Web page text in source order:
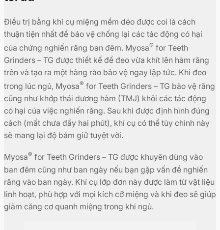
Điều trị bằng khí cụ miệng mềm dẻo được coi là cách
thuận tiện nhất để bảo vệ chống lại các tác động có hại
của chứng nghiến răng ban đêm. Myosa® for Teeth
Grinders – TG được thiết kế để đeo vừa khít lên hàm răng
trên và tạo ra một hàng rào bảo vệ ngay lập tức. Khi đeo
trong lúc ngủ, Myosa® for Teeth Grinders – TG bảo vệ răng
cũng như khớp thái dương hàm (TMJ) khỏi các tác động
có hại của việc nghiến răng. Sau khi được định hình đúng
cách (mất chưa đầy hai phút), khí cụ có thể tùy chỉnh này
sẽ mang lại độ bám giữ tuyệt vời.
Myosa® for Teeth Grinders – TG được khuyên dùng vào
ban đêm cũng như ban ngày nếu bạn gặp vấn đề nghiến
răng vào ban ngày. Khí cụ lớp đơn này được làm từ vật liệu
linh hoạt, phù hợp với mọi kích cỡ miệng và khi đeo sẽ giúp
giảm căng cơ quanh miệng trong khi ngủ.